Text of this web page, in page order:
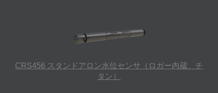
CRS456 スタンドアロン水位センサ（ロガー内蔵、チ
タン）